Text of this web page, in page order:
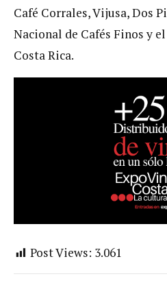
Café Corrales, Vijusa, Dos
Nacional de Cafés Finos y
Costa Rica.
Post Views: 3.061